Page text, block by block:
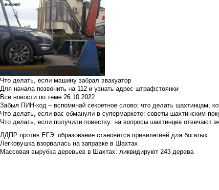
Что делать, если машину забрал эвакуатор
Для начала позвонить на 112 и узнать адрес штрафстоянки
Все новости по теме 26.10.2022
Забыл ПИН-код – вспоминай секретное слово: что делать шахтинцам,
Что делать, если вас обманули в супермаркете: советы шахтинским
Что делать, если получили повестку: на вопросы шахтинцев отвечают
ЛДПР против ЕГЭ: образование становится привилегией для богатых
Легковушка взорвалась на заправке в Шахтах
Массовая вырубка деревьев в Шахтах: ликвидируют 243 дерева